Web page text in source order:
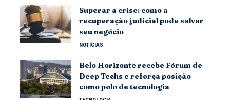
Superar a crise: como a
recuperação judicial pode salvar
seu negócio
NOTÍCIAS
Belo Horizonte recebe Fórum de
Deep Techs e reforça posição
como polo de tecnologia